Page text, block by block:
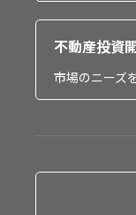
不動産投資
市場のニーズ